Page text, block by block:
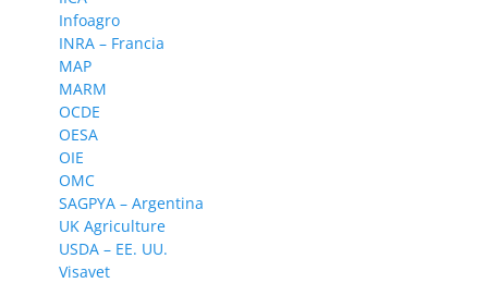
Infoagro
INRA – Francia
MAP
MARM
OCDE
OESA
OIE
OMC
SAGPYA – Argentina
UK Agriculture
USDA – EE. UU.
Visavet